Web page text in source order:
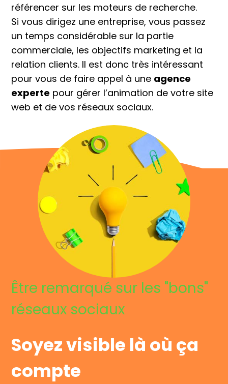
référencer sur les moteurs de recherche.
Si vous dirigez une entreprise, vous passez
un temps considérable sur la partie
commerciale, les objectifs marketing et la
relation clients. Il est donc très intéressant
pour vous de faire appel à une agence
experte pour gérer l’animation de votre site
web et de vos réseaux sociaux.
Être remarqué sur les "bons"
réseaux sociaux
Soyez visible là où ça
compte